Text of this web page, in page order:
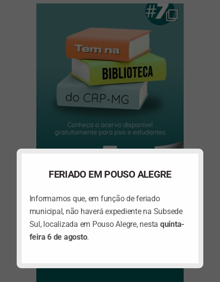
FERIADO EM POUSO ALEGRE
Informamos que, em função de feriado
municipal, não haverá expediente na Subsede
Sul, localizada em Pouso Alegre, nesta quinta-
feira 6 de agosto.